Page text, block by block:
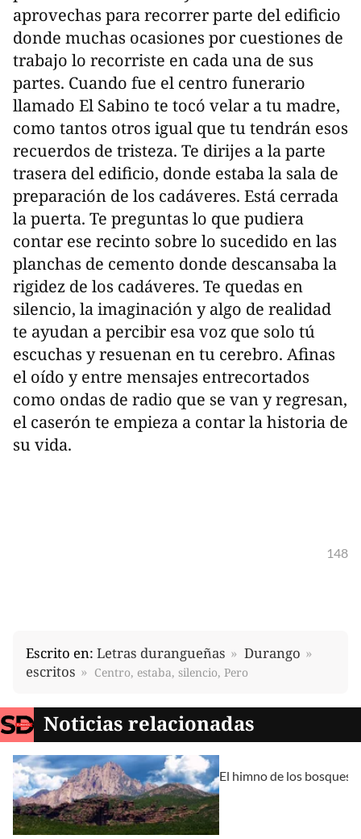
aprovechas para recorrer parte del edificio
donde muchas ocasiones por cuestiones de
trabajo lo recorriste en cada una de sus
partes. Cuando fue el centro funerario
llamado El Sabino te tocó velar a tu madre,
como tantos otros igual que tu tendrán esos
recuerdos de tristeza. Te dirijes a la parte
trasera del edificio, donde estaba la sala de
preparación de los cadáveres. Está cerrada
la puerta. Te preguntas lo que pudiera
contar ese recinto sobre lo sucedido en las
planchas de cemento donde descansaba la
rigidez de los cadáveres. Te quedas en
silencio, la imaginación y algo de realidad
te ayudan a percibir esa voz que solo tú
escuchas y resuenan en tu cerebro. Afinas
el oído y entre mensajes entrecortados
como ondas de radio que se van y regresan,
el caserón te empieza a contar la historia de
su vida.
148
Escrito en: Letras durangueñas
Durango
escritos
Centro, estaba, silencio, Pero
Noticias relacionadas
El himno de los bosques